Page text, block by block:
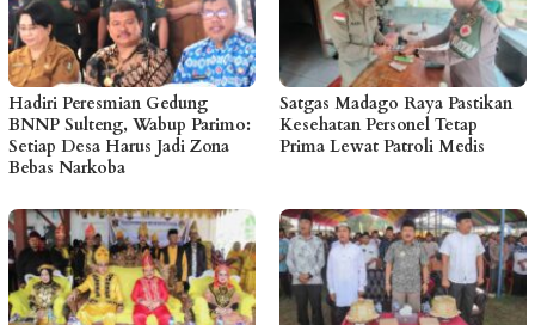
Hadiri Peresmian Gedung
BNNP Sulteng, Wabup Parimo:
Setiap Desa Harus Jadi Zona
Bebas Narkoba
Satgas Madago Raya Pastikan
Kesehatan Personel Tetap
Prima Lewat Patroli Medis